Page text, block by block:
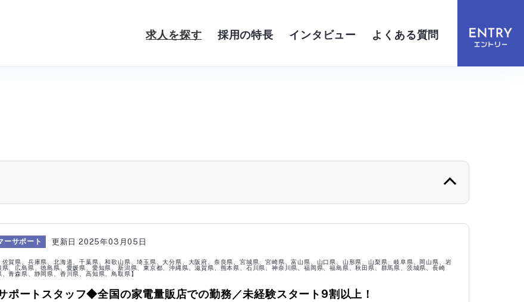
求人を探す 採用の特長 インタビュー よくある質問
岩手県 宮城県
栃木県 群馬県 埼玉県 千葉県
新潟県
岐阜県 静岡県 愛知県 三重県
ーサポート 2025年03月05日
佐賀県、兵庫県、北海道、千葉県、和歌山県、埼玉県、大分県、大阪府、奈良県、宮城県、宮崎県、富山県、山口県、山形県、山梨県、岐阜県、岡山県、岩
県、広島県、徳島県、愛媛県、愛知県、新潟県、東京都、沖縄県、滋賀県、熊本県、石川県、神奈川県、福岡県、福島県、秋田県、群馬県、茨城県、長崎
、青森県、静岡県、香川県、高知県、鳥取県】
ポートスタッフ◆全国の家電量販店での勤務／未経験スタート9割以上！